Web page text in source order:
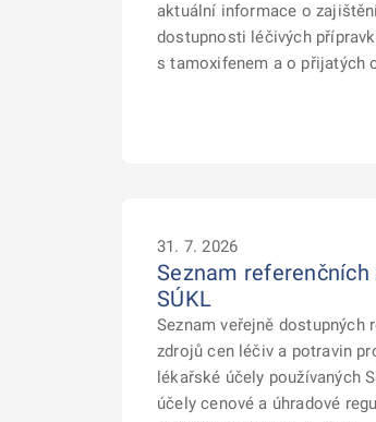
aktuální informace o
dostupnosti léčivých
s tamoxifenem a o přijatých
31. 7. 2026
Seznam referenčních
SÚKL
Seznam veřejně dostupných
zdrojů cen léčiv a potravin
lékařské účely používaných
účely cenové a úhradové